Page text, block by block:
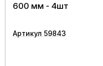
600 мм - 4шт
Артикул 59843